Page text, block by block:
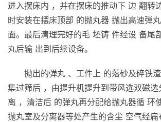
进入摆床内 ，并在摆床的推动下 边 翻转
时安装在摆床顶部 的抛丸器 抛出高速弹
面。最后清理完好的毛 坯铸 件经设 备尾
丸后输 出到后续设备。
抛出的弹丸 、工件上 的落砂及碎铁
集过筛后 ，由提升机提升到带风选双磁
离 ，清洁后 的弹丸再分配给抛丸器循 环
抛丸室及分离器等处产生的含尘 空气经